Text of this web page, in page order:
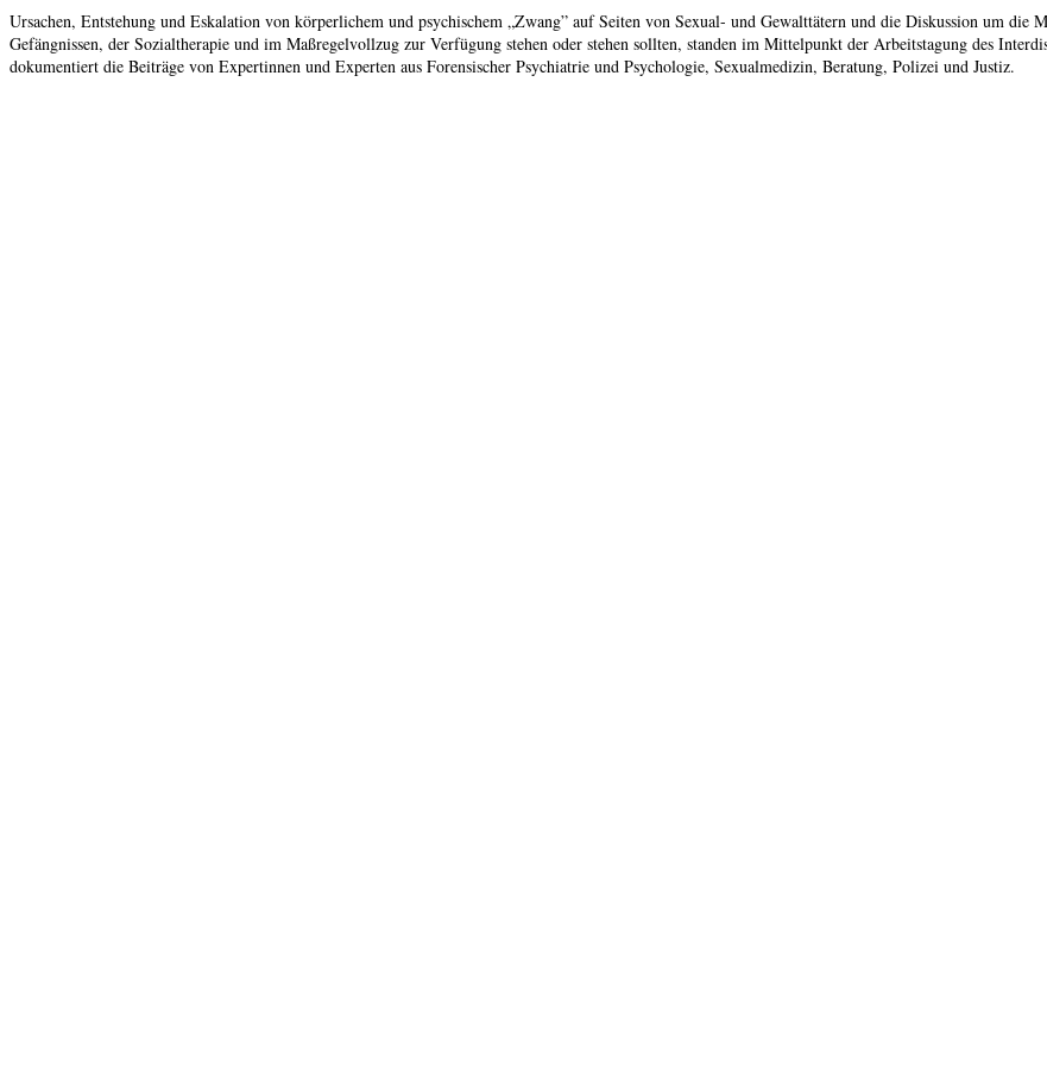
Ursachen, Entstehung und Eskalation von körperlichem und psychischem „Zwang” auf Seiten von Sexual- und Gewalttätern und die Diskussion um
Gefängnissen, der Sozialtherapie und im Maßregelvollzug zur Verfügung stehen oder stehen sollten, standen im Mittelpunkt der Arbeitstagung des
dokumentiert die Beiträge von Expertinnen und Experten aus Forensischer Psychiatrie und Psychologie, Sexualmedizin, Beratung, Polizei und Justiz.